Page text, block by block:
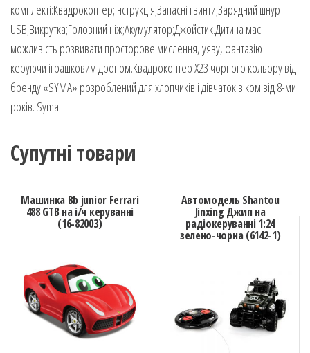
комплекті:Квадрокоптер;Інструкція;Запасні гвинти;Зарядний шнур
USB;Викрутка;Головний ніж;Акумулятор;Джойстик.Дитина має
можливість розвивати просторове мислення, уяву, фантазію
керуючи іграшковим дроном.Квадрокоптер X23 чорного кольору від
бренду «SYMA» розроблений для хлопчиків і дівчаток віком від 8-ми
років. Syma
Супутні товари
Машинка Bb junior Ferrari
488 GTB на і/ч керуванні
(16-82003)
Автомодель Shantou
Jinxing Джип на
радіокеруванні 1:24
зелено-чорна (6142-1)